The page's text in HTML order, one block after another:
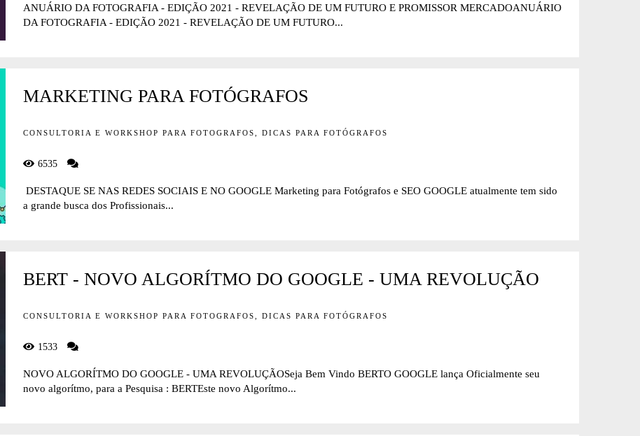
ANUÁRIO DA FOTOGRAFIA - EDIÇÃO 2021 - REVELAÇÃO DE UM FUTURO E PROMISSOR MERCADOANUÁRIO
DA FOTOGRAFIA - EDIÇÃO 2021 - REVELAÇÃO DE UM FUTURO...
MARKETING PARA FOTÓGRAFOS
CONSULTORIA E WORKSHOP PARA FOTOGRAFOS, DICAS PARA FOTÓGRAFOS
6535
DESTAQUE SE NAS REDES SOCIAIS E NO GOOGLE Marketing para Fotógrafos e SEO GOOGLE atualmente tem sido
a grande busca dos Profissionais...
BERT - NOVO ALGORÍTMO DO GOOGLE - UMA REVOLUÇÃO
CONSULTORIA E WORKSHOP PARA FOTOGRAFOS, DICAS PARA FOTÓGRAFOS
1533
NOVO ALGORÍTMO DO GOOGLE - UMA REVOLUÇÃOSeja Bem Vindo BERTO GOOGLE lança Oficialmente seu
novo algorítmo, para a Pesquisa : BERTEste novo Algorítmo...